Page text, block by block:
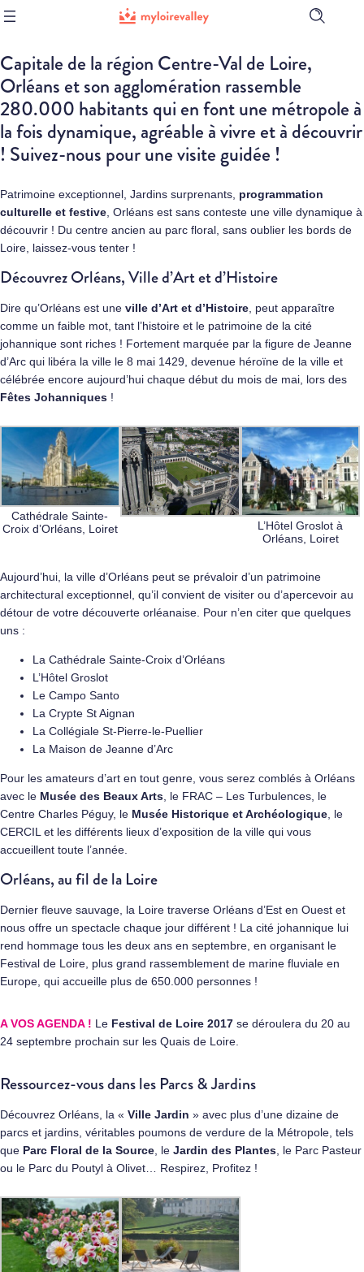
Ouvrir
Capitale de la région Centre-Val de Loire,
Orléans et son agglomération rassemble
280.000 habitants qui en font une métropole à
la fois dynamique, agréable à vivre et à découvrir
! Suivez-nous pour une visite guidée !
Patrimoine exceptionnel, Jardins surprenants, programmation
culturelle et festive , Orléans est sans conteste une ville dynamique à
découvrir ! Du centre ancien au parc floral, sans oublier les bords de
Loire, laissez-vous tenter !
Découvrez Orléans, Ville d’Art et d’Histoire
Dire qu’Orléans est une ville d’Art et d’Histoire , peut apparaître
comme un faible mot, tant l’histoire et le patrimoine de la cité
johannique sont riches ! Fortement marquée par la figure de Jeanne
d’Arc qui libéra la ville le 8 mai 1429, devenue héroïne de la ville et
célébrée encore aujourd’hui chaque début du mois de mai, lors des
Fêtes Johanniques !
Cathédrale Sainte-
Croix d’Orléans, Loiret
L’Hôtel Groslot à
Orléans, Loiret
Aujourd’hui, la ville d’Orléans peut se prévaloir d’un patrimoine
architectural exceptionnel, qu’il convient de visiter ou d’apercevoir au
détour de votre découverte orléanaise. Pour n’en citer que quelques
uns :
La Cathédrale Sainte-Croix d’Orléans
L’Hôtel Groslot
Le Campo Santo
La Crypte St Aignan
La Collégiale St-Pierre-le-Puellier
La Maison de Jeanne d’Arc
Pour les amateurs d’art en tout genre, vous serez comblés à Orléans
avec le Musée des Beaux Arts , le FRAC – Les Turbulences, le
Centre Charles Péguy, le Musée Historique et Archéologique , le
CERCIL et les différents lieux d’exposition de la ville qui vous
accueillent toute l’année.
Orléans, au fil de la Loire
Dernier fleuve sauvage, la Loire traverse Orléans d’Est en Ouest et
nous offre un spectacle chaque jour différent ! La cité johannique lui
rend hommage tous les deux ans en septembre, en organisant le
Festival de Loire, plus grand rassemblement de marine fluviale en
Europe, qui accueille plus de 650.000 personnes !
A VOS AGENDA ! Le Festival de Loire 2017 se déroulera du 20 au
24 septembre prochain sur les Quais de Loire.
Ressourcez-vous dans les Parcs & Jardins
Découvrez Orléans, la « Ville Jardin » avec plus d’une dizaine de
parcs et jardins, véritables poumons de verdure de la Métropole, tels
que Parc Floral de la Source , le Jardin des Plantes , le Parc Pasteur
ou le Parc du Poutyl à Olivet… Respirez, Profitez !